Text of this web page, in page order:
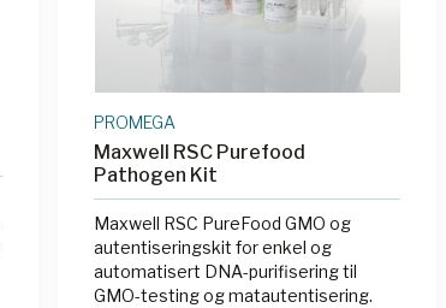
PROMEGA
Maxwell RSC Purefood
Pathogen Kit
Maxwell RSC PureFood GMO og
autentiseringskit for enkel og
automatisert DNA-purifisering til
GMO-testing og matautentisering.